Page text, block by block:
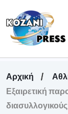
Αρχική
Εξαιρετική